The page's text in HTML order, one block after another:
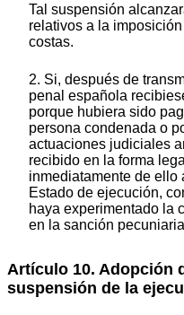
Tal suspensión
relativos a la
costas.
2. Si, después de
penal española
porque hubiera sido
persona condenada o
actuaciones judiciales
recibido en la forma
inmediatamente de ello
Estado de ejecución,
haya experimentado la
en la sanción
Artículo 10. Adopción
suspensión de la